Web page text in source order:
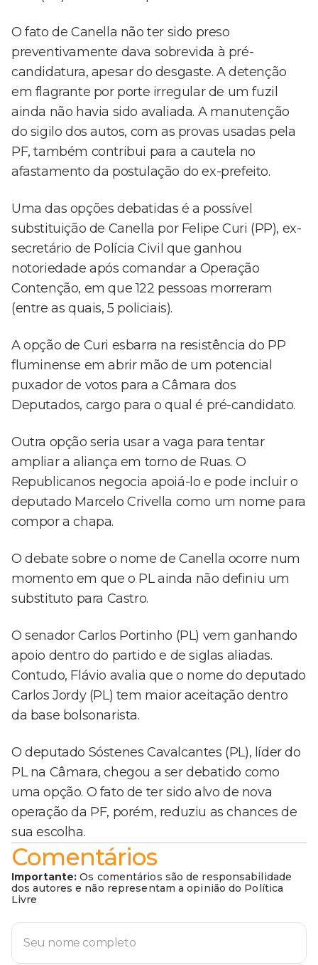
O fato de Canella não ter sido preso
preventivamente dava sobrevida à pré-
candidatura, apesar do desgaste. A detenção
em flagrante por porte irregular de um fuzil
ainda não havia sido avaliada. A manutenção
do sigilo dos autos, com as provas usadas pela
PF, também contribui para a cautela no
afastamento da postulação do ex-prefeito.
Uma das opções debatidas é a possível
substituição de Canella por Felipe Curi (PP), ex-
secretário de Polícia Civil que ganhou
notoriedade após comandar a Operação
Contenção, em que 122 pessoas morreram
(entre as quais, 5 policiais).
A opção de Curi esbarra na resistência do PP
fluminense em abrir mão de um potencial
puxador de votos para a Câmara dos
Deputados, cargo para o qual é pré-candidato.
Outra opção seria usar a vaga para tentar
ampliar a aliança em torno de Ruas. O
Republicanos negocia apoiá-lo e pode incluir o
deputado Marcelo Crivella como um nome para
compor a chapa.
O debate sobre o nome de Canella ocorre num
momento em que o PL ainda não definiu um
substituto para Castro.
O senador Carlos Portinho (PL) vem ganhando
apoio dentro do partido e de siglas aliadas.
Contudo, Flávio avalia que o nome do deputado
Carlos Jordy (PL) tem maior aceitação dentro
da base bolsonarista.
O deputado Sóstenes Cavalcantes (PL), líder do
PL na Câmara, chegou a ser debatido como
uma opção. O fato de ter sido alvo de nova
operação da PF, porém, reduziu as chances de
sua escolha.
Comentários
Importante: Os comentários são de responsabilidade
dos autores e não representam a opinião do Política
Livre